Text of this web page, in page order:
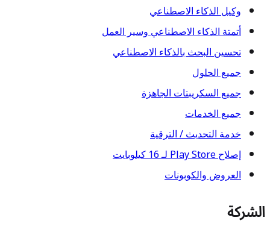
وكيل الذكاء الاصطناعي
أتمتة الذكاء الاصطناعي وسير العمل
تحسين البحث بالذكاء الاصطناعي
جميع الحلول
جميع السكريبتات الجاهزة
جميع الخدمات
خدمة التحديث / الترقية
إصلاح Play Store لـ 16 كيلوبايت
العروض والكوبونات
الشركة